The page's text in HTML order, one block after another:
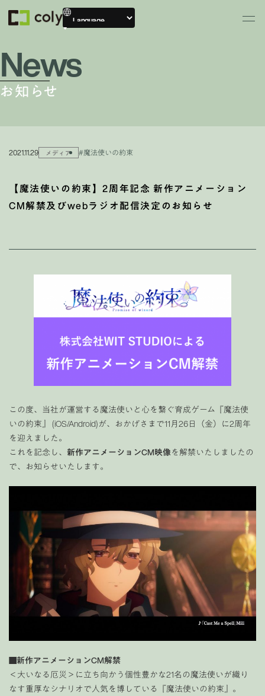
News
お知らせ
2021.11.29 メディア #魔法使いの約束
【魔法使いの約束】2周年記念 新作アニメーション
CM解禁及びwebラジオ配信決定のお知らせ
この度、当社が運営する魔法使いと心を繋ぐ育成ゲーム『魔法使
いの約束』 (iOS/Android)が、おかげさまで11月26日（金）に2周年
を迎えました。
これを記念し、 新作アニメーションCM映像を解禁いたしましたの
で、お知らせいたします。
■新作アニメーションCM解禁
＜大いなる厄災＞に立ち向かう個性豊かな21名の魔法使いが織り
なす重厚なシナリオで人気を博している『魔法使いの約束』。